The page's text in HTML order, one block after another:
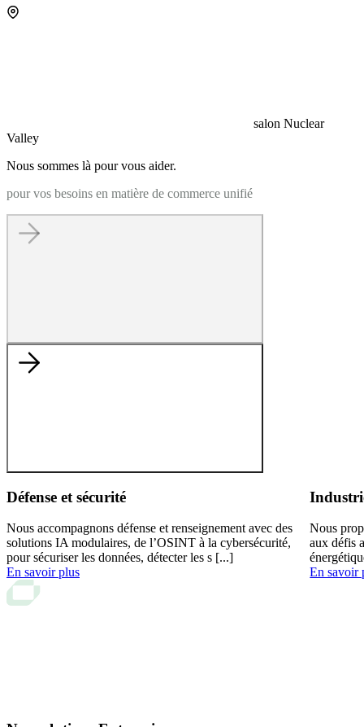
salon Nuclear
Valley
Nous sommes là pour vous aider.
pour vos besoins en matière de commerce unifié
Défense et sécurité
Nous accompagnons défense et renseignement avec des
solutions IA modulaires, de l’OSINT à la cybersécurité,
pour sécuriser les données, détecter les s [...]
En savoir plus
Nous
aux défis
En savoir